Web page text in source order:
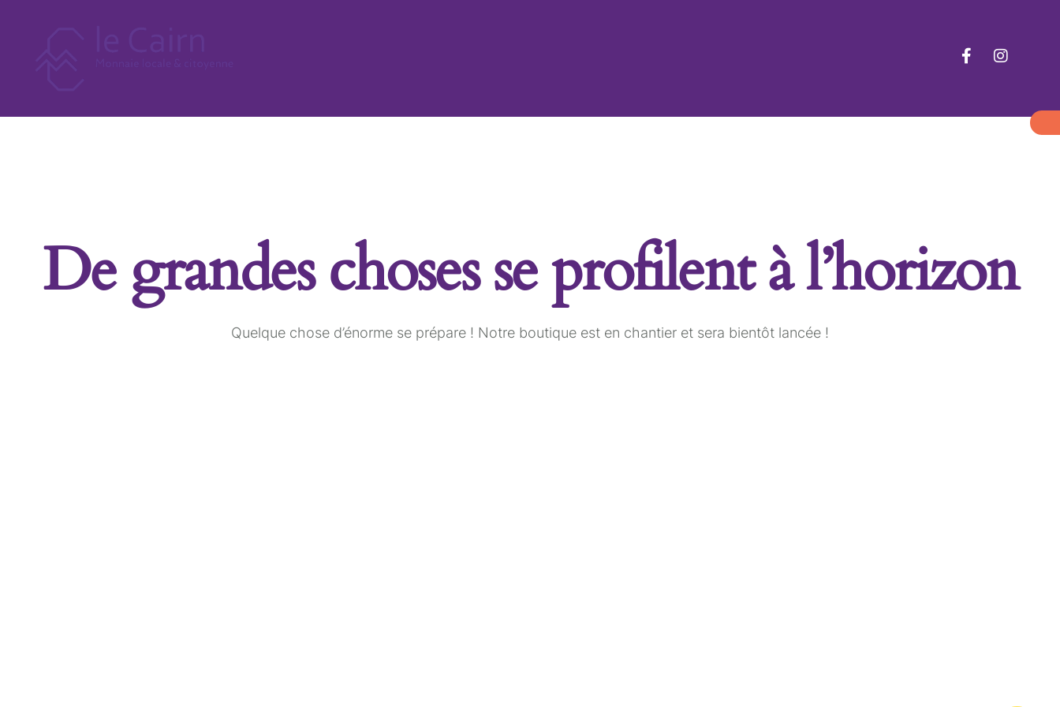
De grandes choses se profilent à l’horizon
Quelque chose d’énorme se prépare ! Notre boutique est en chantier et sera bientôt lancée !